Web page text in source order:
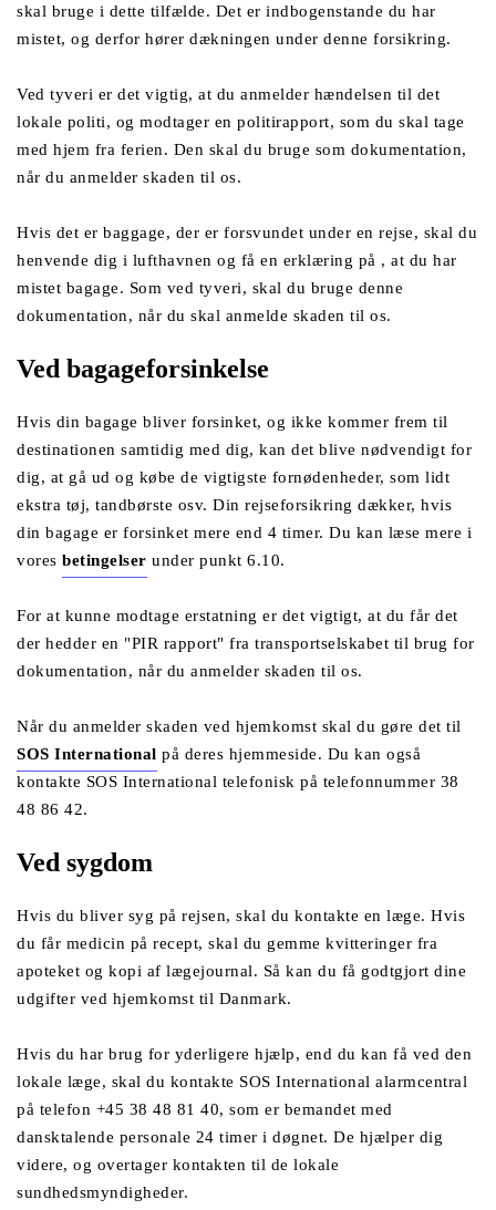
skal bruge i dette tilfælde. Det er indbogenstande du har
mistet, og derfor hører dækningen under denne forsikring.
Ved tyveri er det vigtig, at du anmelder hændelsen til det
lokale politi, og modtager en politirapport, som du skal tage
med hjem fra ferien. Den skal du bruge som dokumentation,
når du anmelder skaden til os.
Hvis det er baggage, der er forsvundet under en rejse, skal du
henvende dig i lufthavnen og få en erklæring på , at du har
mistet bagage. Som ved tyveri, skal du bruge denne
dokumentation, når du skal anmelde skaden til os.
Ved bagageforsinkelse
Hvis din bagage bliver forsinket, og ikke kommer frem til
destinationen samtidig med dig, kan det blive nødvendigt for
dig, at gå ud og købe de vigtigste fornødenheder, som lidt
ekstra tøj, tandbørste osv. Din rejseforsikring dækker, hvis
din bagage er forsinket mere end 4 timer. Du kan læse mere i
vores betingelser under punkt 6.10.
For at kunne modtage erstatning er det vigtigt, at du får det
der hedder en "PIR rapport" fra transportselskabet til brug for
dokumentation, når du anmelder skaden til os.
Når du anmelder skaden ved hjemkomst skal du gøre det til
SOS International på deres hjemmeside. Du kan også
kontakte SOS International telefonisk på telefonnummer 38
48 86 42.
Ved sygdom
Hvis du bliver syg på rejsen, skal du kontakte en læge. Hvis
du får medicin på recept, skal du gemme kvitteringer fra
apoteket og kopi af lægejournal. Så kan du få godtgjort dine
udgifter ved hjemkomst til Danmark.
Hvis du har brug for yderligere hjælp, end du kan få ved den
lokale læge, skal du kontakte SOS International alarmcentral
på telefon +45 38 48 81 40, som er bemandet med
dansktalende personale 24 timer i døgnet. De hjælper dig
videre, og overtager kontakten til de lokale
sundhedsmyndigheder.